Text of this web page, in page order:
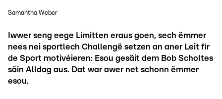
Samantha Weber
Iwwer seng eege Limitten eraus goen, sech ëmmer
nees nei sportlech Challengë setzen an aner Leit fir
de Sport motivéieren: Esou gesäit dem Bob Scholtes
säin Alldag aus. Dat war awer net schonn ëmmer
esou.